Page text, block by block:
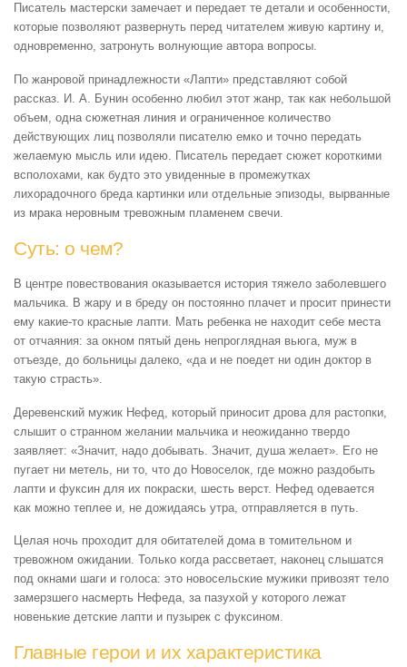
Писатель мастерски замечает и передает те детали и особенности,
которые позволяют развернуть перед читателем живую картину и,
одновременно, затронуть волнующие автора вопросы.
По жанровой принадлежности «Лапти» представляют собой
рассказ. И. А. Бунин особенно любил этот жанр, так как небольшой
объем, одна сюжетная линия и ограниченное количество
действующих лиц позволяли писателю емко и точно передать
желаемую мысль или идею. Писатель передает сюжет короткими
всполохами, как будто это увиденные в промежутках
лихорадочного бреда картинки или отдельные эпизоды, вырванные
из мрака неровным тревожным пламенем свечи.
Суть: о чем?
В центре повествования оказывается история тяжело заболевшего
мальчика. В жару и в бреду он постоянно плачет и просит принести
ему какие-то красные лапти. Мать ребенка не находит себе места
от отчаяния: за окном пятый день непроглядная вьюга, муж в
отъезде, до больницы далеко, «да и не поедет ни один доктор в
такую страсть».
Деревенский мужик Нефед, который приносит дрова для растопки,
слышит о странном желании мальчика и неожиданно твердо
заявляет: «Значит, надо добывать. Значит, душа желает». Его не
пугает ни метель, ни то, что до Новоселок, где можно раздобыть
лапти и фуксин для их покраски, шесть верст. Нефед одевается
как можно теплее и, не дожидаясь утра, отправляется в путь.
Целая ночь проходит для обитателей дома в томительном и
тревожном ожидании. Только когда рассветает, наконец слышатся
под окнами шаги и голоса: это новосельские мужики привозят тело
замерзшего насмерть Нефеда, за пазухой у которого лежат
новенькие детские лапти и пузырек с фуксином.
Главные герои и их характеристика